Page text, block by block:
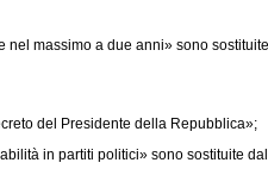
massimo a due anni» sono
del Presidente della Repubblica»;
in partiti politici» sono sostituite